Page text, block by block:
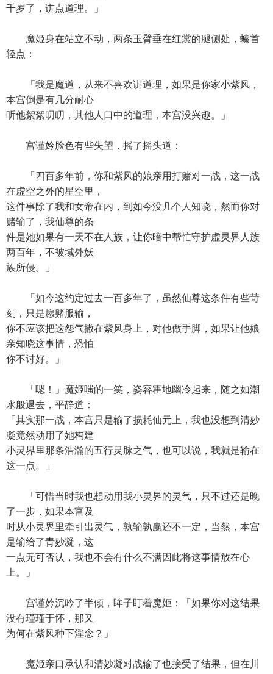
千岁了，讲点道理。」
魔姬身在站立不动，两条玉臂垂在红裳的腿侧处，螓首
轻点：
「我是魔道，从来不喜欢讲道理，如果是你家小紫风，
本宫倒是有几分耐心
听他絮絮叨叨，其他人口中的道理，本宫没兴趣。」
宫谨妗脸色有些失望，摇了摇头道：
「四百多年前，你和紫风的娘亲用打赌对一战，这一战
在虚空之外的星空里，
这件事除了我和女帝在内，到如今没几个人知晓，然而你对
赌输了，我仙尊的条
件是她如果有一天不在人族，让你暗中帮忙守护虚灵界人族
两百年，不被域外妖
族所侵。」
「如今这约定过去一百多年了，虽然仙尊这条件有些苛
刻，只是愿赌服输，
你不应该把这怨气撒在紫风身上，对他做手脚，如果让他娘
亲知晓这事情，恐怕
你不讨好。」
「嗯！」魔姬嗤的一笑，姿容霍地幽冷起来，随之如潮
水般退去，平静道：
「其实那一战，本宫只是输了损耗仙元上，我也没想到清妙
凝竟然动用了她构建
小灵界里那条浩瀚的五行灵脉之气，也可以说，我就是输在
这一点。」
「可惜当时我也想动用我小灵界的灵气，只不过还是晚
了一步，如果本宫及
时从小灵界里牵引出灵气，孰输孰赢还不一定，当然，本宫
是输给了青妙凝，这
一点无可否认，我也不会有什么不满因此将这事情放在心
上。」
宫谨妗沉吟了半倾，眸子盯着魔姬：「如果你对这结果
没有瑾瑾于怀，那又
为何在紫风种下淫念？」
魔姬亲口承认和清妙凝对战输了也接受了结果，但在川